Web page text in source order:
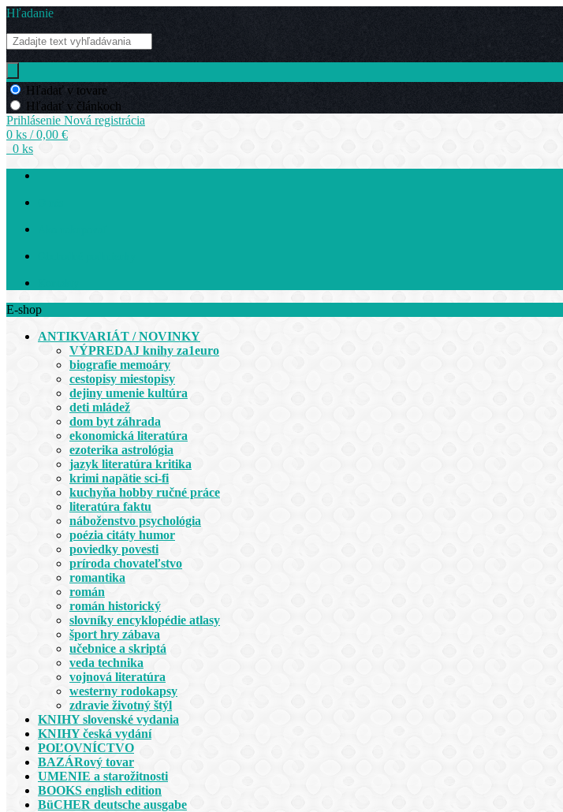
Hľadanie
Hľadať v tovare
Hľadať v článkoch
Prihlásenie Nová registrácia
0 ks / 0,00 €
0 ks
E-shop
ANTIKVARIÁT / NOVINKY
VÝPREDAJ knihy za1euro
biografie memoáry
cestopisy miestopisy
dejiny umenie kultúra
deti mládež
dom byt záhrada
ekonomická literatúra
ezoterika astrológia
jazyk literatúra kritika
krimi napätie sci-fi
kuchyňa hobby ručné práce
literatúra faktu
náboženstvo psychológia
poézia citáty humor
poviedky povesti
príroda chovateľstvo
romantika
román
román historický
slovníky encyklopédie atlasy
šport hry zábava
učebnice a skriptá
veda technika
vojnová literatúra
westerny rodokapsy
zdravie životný štýl
KNIHY slovenské vydania
KNIHY česká vydání
POĽOVNÍCTVO
BAZÁRový tovar
UMENIE a starožitnosti
BOOKS english edition
BüCHER deutsche ausgabe